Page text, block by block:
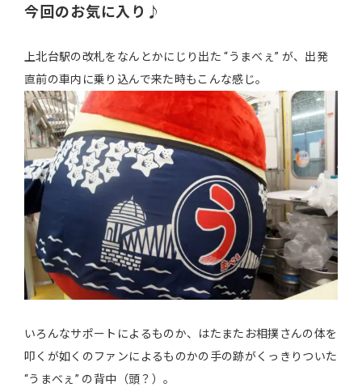
今回のお気に入り♪
上北台駅の改札をなんとかにじり出た “うまべぇ” が、出発
直前の車内に乗り込んで来た時もこんな感じ。
いろんなサポートによるものか、はたまたお相撲さんの体を
叩くが如くのファンによるものかの手の跡がくっきりついた
“うまべぇ” の背中（頭？）。